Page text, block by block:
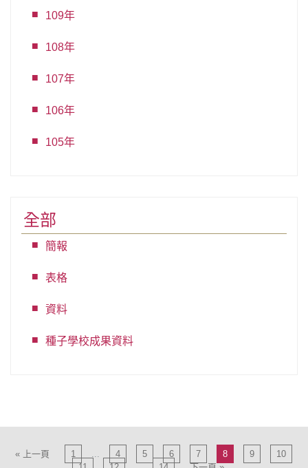
109年
108年
107年
106年
105年
全部
簡報
表格
資料
種子學校成果資料
« 上一頁 1 ... 4 5 6 7 8 9
10